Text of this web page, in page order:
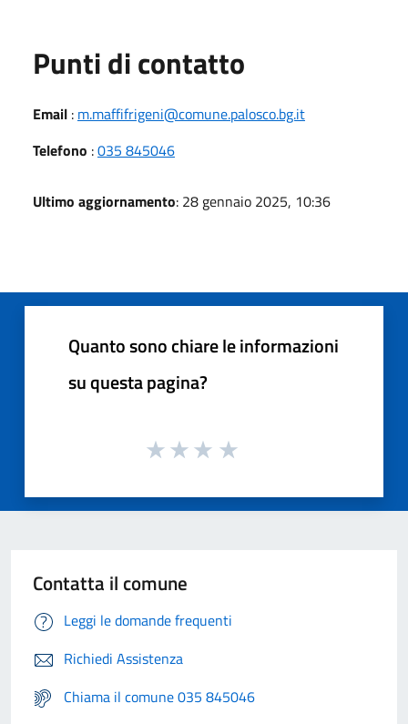
Punti di contatto
Email : m.maffifrigeni@comune.palosco.bg.it
Telefono :035 845046
Ultimo aggiornamento: 28 gennaio 2025, 10:36
Quanto sono chiare le informazioni
su questa pagina?
Contatta il comune
Leggi le domande frequenti
Richiedi Assistenza
Chiama il comune 035 845046